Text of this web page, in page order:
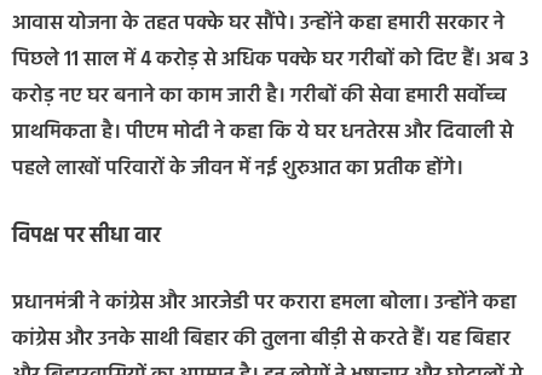
आवास योजना के तहत पक्के घर सौंपे। उन्होंने कहा हमारी सरकार ने
पिछले 11 साल में 4 करोड़ से अधिक पक्के घर गरीबों को दिए हैं। अब 3
करोड़ नए घर बनाने का काम जारी है। गरीबों की सेवा हमारी सर्वोच्च
प्राथमिकता है। पीएम मोदी ने कहा कि ये घर धनतेरस और दिवाली से
पहले लाखों परिवारों के जीवन में नई शुरुआत का प्रतीक होंगे।
विपक्ष पर सीधा वार
प्रधानमंत्री ने कांग्रेस और आरजेडी पर करारा हमला बोला। उन्होंने कहा
कांग्रेस और उनके साथी बिहार की तुलना बीड़ी से करते हैं। यह बिहार